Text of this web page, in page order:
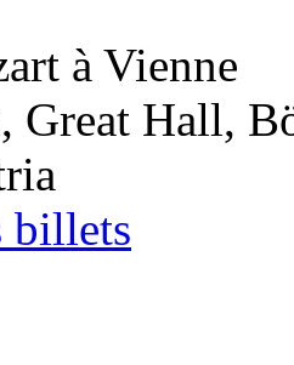
à Vienne
Great Hall,
billets